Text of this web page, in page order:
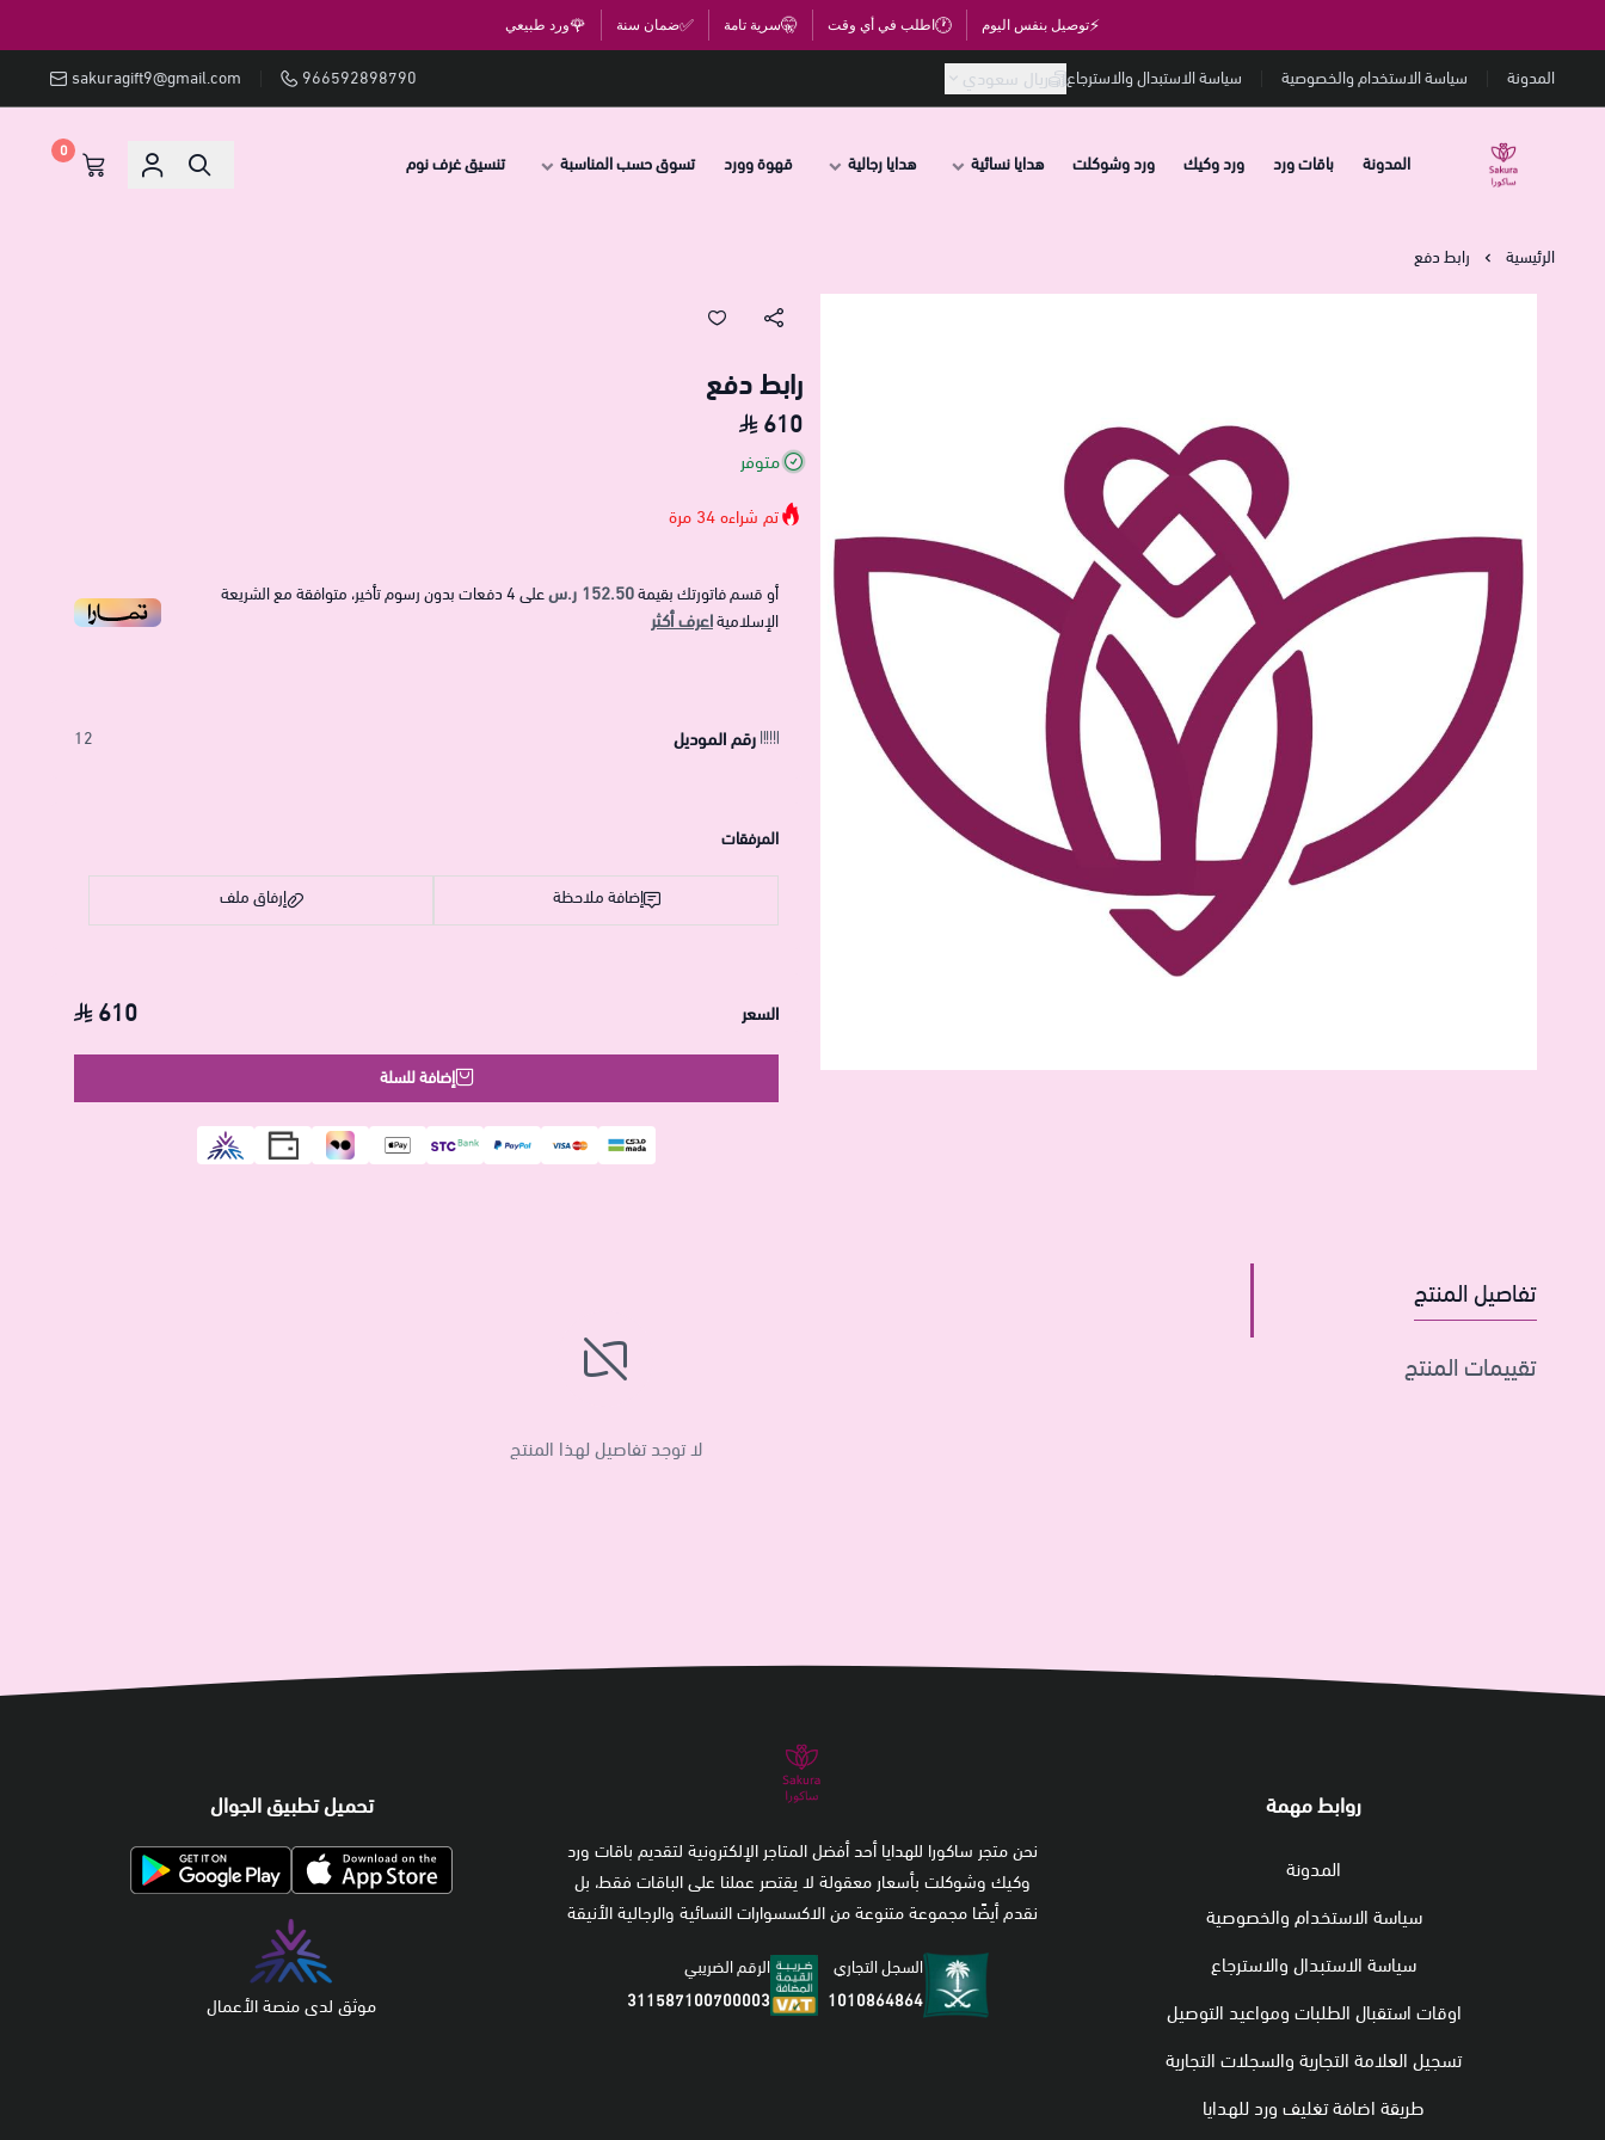
⚡توصيل بنفس اليوم 🕐 اطلب في أي وقت 🤫سرية تامة ✅ضمان سنة 🌹ورد طبيعي
المدونة سياسة الاستخدام والخصوصية سياسة الاستبدال والاسترجاع ريال سعودي 966592898790
sakuragift9@gmail.com
متجر ساكورا المدونة باقات ورد ورد وكيك ورد وشوكلت هدايا نسائية هدايا رجالية قهوة وورد تسوق حسب المناسبة تنسيق غرف نوم
0
الرئيسية رابط دفع
رابط دفع
610
متوفر
تم شراءه34 مرة
أو قسم فاتورتك بقيمة152.50 ر.س على4دفعات بدون رسوم تأخير، متوافقة مع الشريعة
الإسلاميةاعرف أكثر
رقم الموديل 12
المرفقات
إضافة ملاحظة إرفاق ملف
استعراض
السعر 610
إضافة للسلة
تفاصيل المنتج
تقييمات المنتج
لا توجد تفاصيل لهذا المنتج
روابط مهمة
المدونة
سياسة الاستخدام والخصوصية
سياسة الاستبدال والاسترجاع
اوقات استقبال الطلبات ومواعيد التوصيل
تسجيل العلامة التجارية والسجلات التجارية
طريقة اضافة تغليف ورد للهدايا
نحن متجر ساكورا للهدايا أحد أفضل المتاجر الإلكترونية لتقديم باقات ورد
وكيك وشوكلت بأسعار معقولة لا يقتصر عملنا على الباقات فقط، بل
نقدم أيضًا مجموعة متنوعة من الاكسسوارات النسائية والرجالية الأنيقة
السجل التجاري
1010864864
الرقم الضريبي
311587100700003
تحميل تطبيق الجوال
موثق لدى منصة الأعمال